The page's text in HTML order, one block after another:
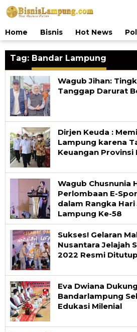
Lewati
ke
Home
Bisnis Hot News
Tag: Bandar Lampung
Wagub Jihan:
Tanggap Darurat
Dirjen Keuda :
Lampung karena
Keuangan
Wagub Chusnunia
Perlombaan E-
dalam Rangka
Lampung Ke-58
Sukses! Gelaran
Nusantara Jelajah
2022 Resmi Ditutup
Eva Dwiana
Bandarlampung
Edukasi Milenial